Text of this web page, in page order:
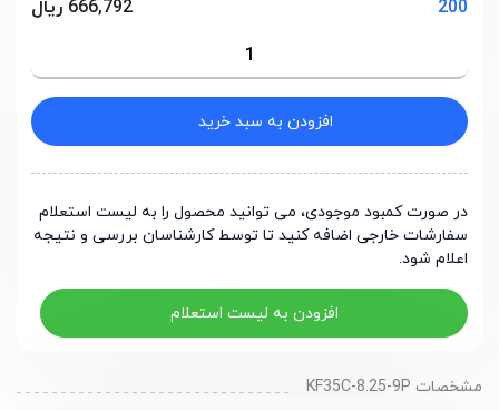
200
666,792 ریال
افزودن به سبد خرید
در صورت کمبود موجودی، می توانید محصول را به لیست استعلام
سفارشات خارجی اضافه کنید تا توسط کارشناسان بررسی و نتیجه
اعلام شود.
افزودن به لیست استعلام
مشخصات KF35C-8.25-9P